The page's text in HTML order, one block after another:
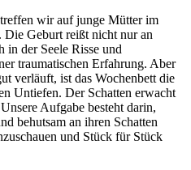
wir auf junge Mütter im
Die Geburt reißt nicht nur an
in der Seele Risse und
traumatischen Erfahrung. Aber
verläuft, ist das Wochenbett die
Untiefen. Der Schatten erwacht
Aufgabe besteht darin,
behutsam an ihren Schatten
und Stück für Stück